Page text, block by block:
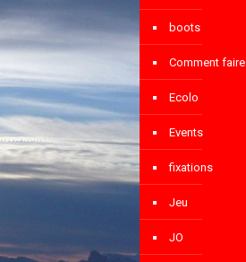
boots
Comment faire
Ecolo
Events
fixations
Jeu
JO